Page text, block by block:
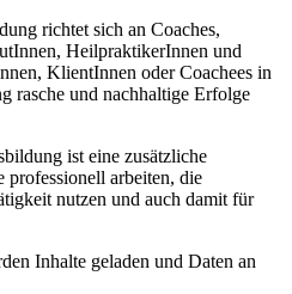
richtet sich an Coaches,
HeilpraktikerInnen und
KlientInnen oder Coachees in
rasche und nachhaltige Erfolge
ist eine zusätzliche
professionell arbeiten, die
nutzen und auch damit für
Inhalte geladen und Daten an